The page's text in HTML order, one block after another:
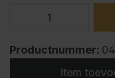
Productnummer:
Item